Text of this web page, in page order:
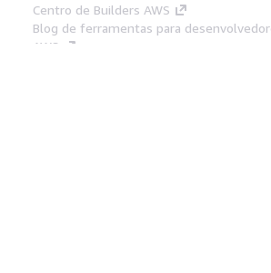
Centro de Builders AWS
Blog de ferramentas para
AWS